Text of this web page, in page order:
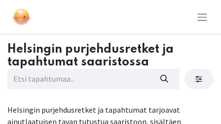
Helsingin purjehdusretket ja
tapahtumat saaristossa
Helsingin purjehdusretket ja tapahtumat tarjoavat
ainutlaatuisen tavan tutustua saaristoon, sisältäen